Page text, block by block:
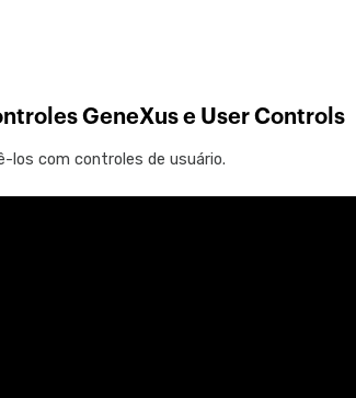
GeneXus e User Controls
los com controles de usuário.